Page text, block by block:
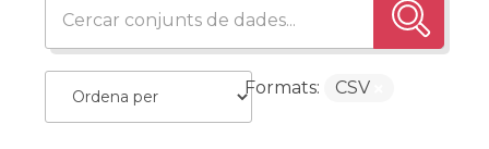
Formats: CSV